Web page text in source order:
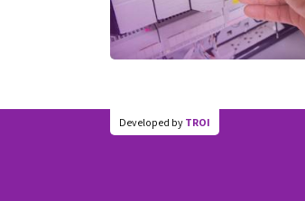
Developed by TROI